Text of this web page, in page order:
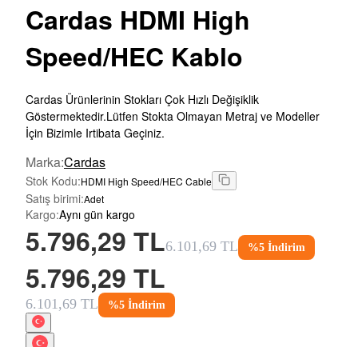
Cardas HDMI High
Speed/HEC Kablo
Cardas Ürünlerinin Stokları Çok Hızlı Değişiklik
Göstermektedir.Lütfen Stokta Olmayan Metraj ve Modeller
İçin Bizimle Irtibata Geçiniz.
Marka:Cardas
Stok Kodu:HDMI High Speed/HEC Cable
Satış birimi:Adet
Kargo:Aynı gün kargo
5.796,29 TL6.101,69 TL %5 İndirim
5.796,29 TL
6.101,69 TL %5 İndirim